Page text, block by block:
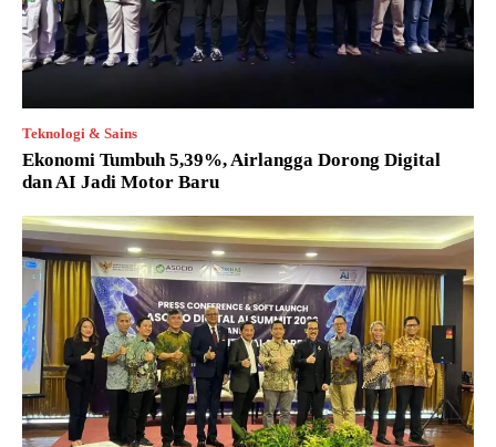
Teknologi & Sains
Ekonomi Tumbuh 5,39%, Airlangga Dorong Digital
dan AI Jadi Motor Baru